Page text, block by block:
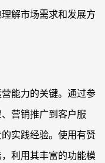
解市场需求和发展方
能力的关键。通过参
营销推广到客户服
实践经验。使用有赞
利用其丰富的功能模